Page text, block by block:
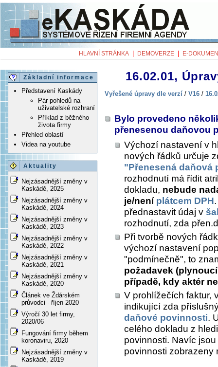
HLAVNÍ STRÁNKA DEMOVERZE E-
Základní informace
Představení Kaskády
Pár pohledů na
uživatelské rozhraní
Příklad z běžného
života firmy
Přehled oblastí
Videa na youtube
Aktuality
Nejzásadnější změny v
Kaskádě, 2025
Nejzásadnější změny v
Kaskádě, 2024
Nejzásadnější změny v
Kaskádě, 2023
Nejzásadnější změny v
Kaskádě, 2022
Nejzásadnější změny v
Kaskádě, 2021
Nejzásadnější změny v
Kaskádě, 2020
Článek ve Ždárském
průvodci - říjen 2020
Výročí 30 let firmy,
2020/06
Fungování firmy během
koronaviru, 2020
Nejzásadnější změny v
Kaskádě, 2019
16.02.01,
Vyřešené úpravy dle verzí / V16 /
Bylo provedeno
přenesenou daňovou
Výchozí nastavení v
nových řádků určuje
"Přenesená daňová
rozhodnutí má řídit
dokladu, nebude
je/není plátcem DPH
přednastavit údaj v
rozhodnutí, zda
Při tvorbě nových
výchozí nastavení
"podmínečně", to
požadavek
případě, kdy aktér
V prohlížečích faktur,
indikující zda
daňové povinnosti.
celého dokladu z
povinnosti. Navíc
povinnosti zobrazeny